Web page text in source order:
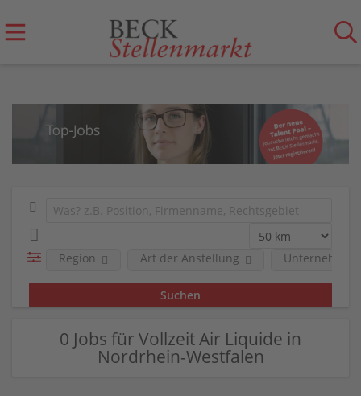
Region Art der Anstellung Unternehmen
0 Jobs für Vollzeit Air Liquide in
Nordrhein-Westfalen